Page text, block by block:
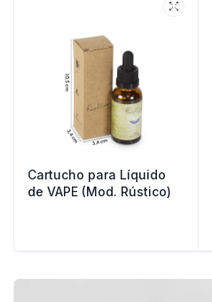
Cartucho para Líquido
de VAPE (Mod. Rústico)